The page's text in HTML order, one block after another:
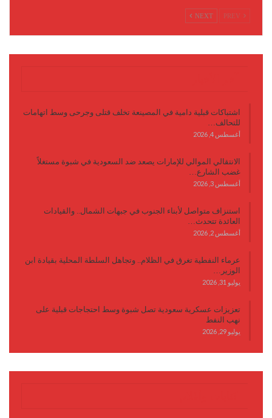
NEXT
اشتباكات قبلية دامية في المصينعة تخلف قتلى وجرحى وسط اتهامات
للتحالف…
أغسطس 4, 2026
الانتقالي الموالي للإمارات يصعد ضد السعودية في شبوة مستغلاً
غضب الشارع…
أغسطس 3, 2026
استنزاف متواصل لأبناء الجنوب في جبهات الشمال.. والقيادات
العائدة تتحدث…
أغسطس 2, 2026
عرماء النفطية تغرق في الظلام.. وتجاهل السلطة المحلية بقيادة ابن
الوزير…
يوليو 31, 2026
تعزيزات عسكرية سعودية تصل شبوة وسط احتجاجات قبلية على
نهب النفط
يوليو 29, 2026